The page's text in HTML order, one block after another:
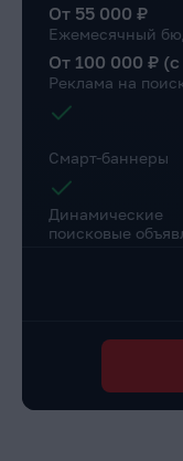
От 55 000 ₽
Ежемесячный
От 100 000 ₽
Реклама на
Смарт-баннеры
Динамические
поисковые
Повышение
Разработка
Доступ в личный